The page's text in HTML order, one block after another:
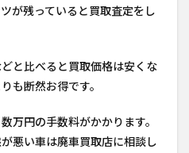
が残っていると買取査定をし
と比べると買取価格は安くな
も断然お得です。
万円の手数料がかかります。
悪い車は廃車買取店に相談し